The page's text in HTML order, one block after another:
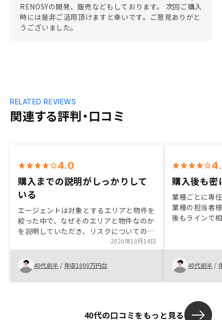
RENOSYの開発、販売などもしております。 次回ご購入
時には是非ご活用頂けますと幸いです。ご意見ありがと
うございました。
関連する評判・口コミ
RELATED REVIEWS
4.0
購入までの説明がしっかりして
いる
エージェントは対象とするエリアと物件を
絞った中で、なぜそのエリアと物件なのか
を説明していただき、リスクについての説
明もしっかりとしてくれたので、購入を決
めました。
2020年10月14日
40代前半 / 年収1000万円台
購入後も密
業種ごとに専
業種の担当者
後もラインで
理できると良
安いと良い
40代前半 /
40代の口コミをもっと見る